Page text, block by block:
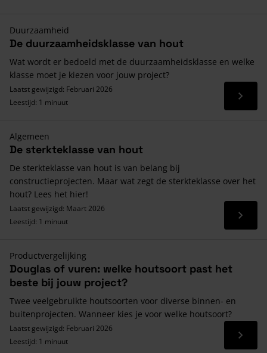
Duurzaamheid
De duurzaamheidsklasse van hout
Wat wordt er bedoeld met de duurzaamheidsklasse en welke
klasse moet je kiezen voor jouw project?
Laatst gewijzigd: Februari 2026
Leestijd: 1 minuut
Lees
Algemeen
De sterkteklasse van hout
De sterkteklasse van hout is van belang bij
constructieprojecten. Maar wat zegt de sterkteklasse over het
hout? Lees het hier!
Laatst gewijzigd: Maart 2026
Leestijd: 1 minuut
Lees
Productvergelijking
Douglas of vuren: welke houtsoort past het
beste bij jouw project?
Twee veelgebruikte houtsoorten voor diverse binnen- en
buitenprojecten. Wanneer kies je voor welke houtsoort?
Laatst gewijzigd: Februari 2026
Leestijd: 1 minuut
Lees